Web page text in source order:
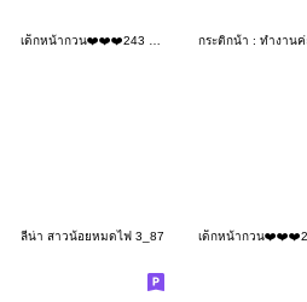
เด็กหน้ากวน❤️❤️❤️243 No Text กระติกน้ํา : ทำงานค่
ลีน่า สาวน้อยหมดไฟ 3_87 เด็กหน้ากวน